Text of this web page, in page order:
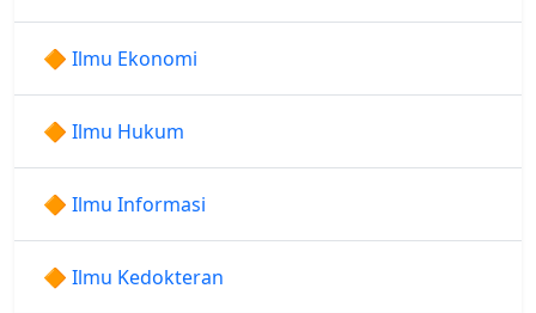
🔶 Ilmu Ekonomi
🔶 Ilmu Hukum
🔶 Ilmu Informasi
🔶 Ilmu Kedokteran